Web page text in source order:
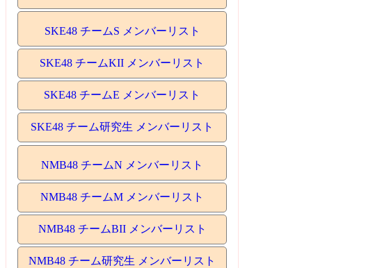
SKE48 チームS メンバーリスト
SKE48 チームKII メンバーリスト
SKE48 チームE メンバーリスト
SKE48 チーム研究生 メンバーリスト
NMB48 チームN メンバーリスト
NMB48 チームM メンバーリスト
NMB48 チームBII メンバーリスト
NMB48 チーム研究生 メンバーリスト